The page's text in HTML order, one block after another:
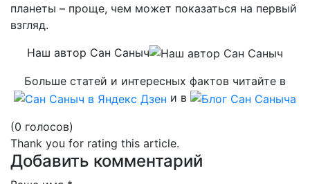
планеты – проще, чем может показаться на первый
взгляд.
Наш автор Сан Саныч
Больше статей и интересных фактов читайте в
и в
(0 голосов)
Thank you for rating this article.
Добавить комментарий